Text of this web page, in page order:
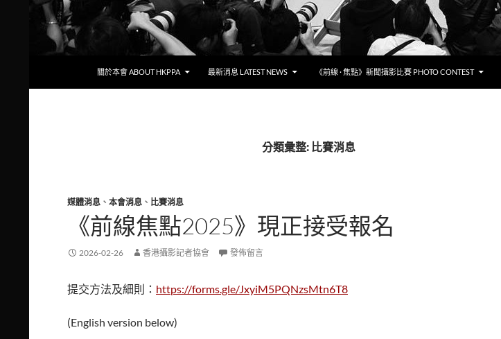
香港攝影記者協會
關於本會 ABOUT HKPPA
最新消息 LATEST NEWS 《前線 · 焦點》新聞攝影比賽 PHOTO CONTEST
分類彙整: 比賽消息
媒體消息 、 本會消息 、 比賽消息
《前線焦點2025》現正接受報名
2026-02-26 香港攝影記者協會 發佈留言
提交方法及細則： https://forms.gle/JxyiM5PQNzsMtn6T8
(English version below)